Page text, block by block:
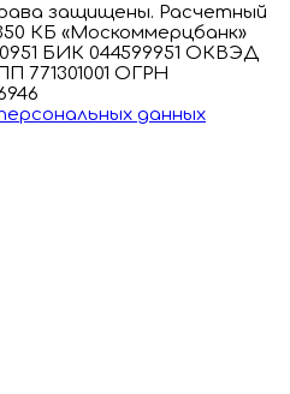
защищены. Расчетный
КБ «Москоммерцбанк»
БИК 044599951 ОКВЭД
771301001 ОГРН
данных